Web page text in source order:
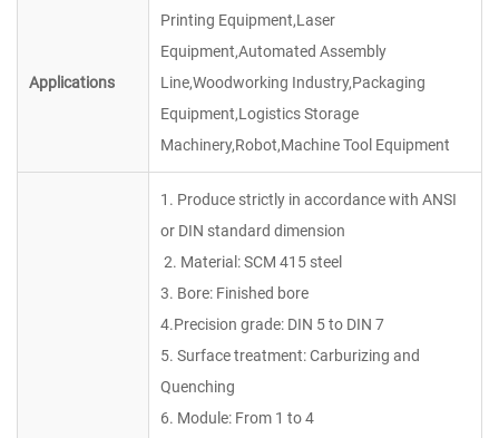
Applications
Printing Equipment,Laser
Equipment,Automated Assembly
Line,Woodworking Industry,Packaging
Equipment,Logistics Storage
Machinery,Robot,Machine Tool Equipment
1. Produce strictly in accordance with ANSI
or DIN standard dimension
2. Material: SCM 415 steel
3. Bore: Finished bore
4.Precision grade: DIN 5 to DIN 7
5. Surface treatment: Carburizing and
Quenching
6. Module: From 1 to 4